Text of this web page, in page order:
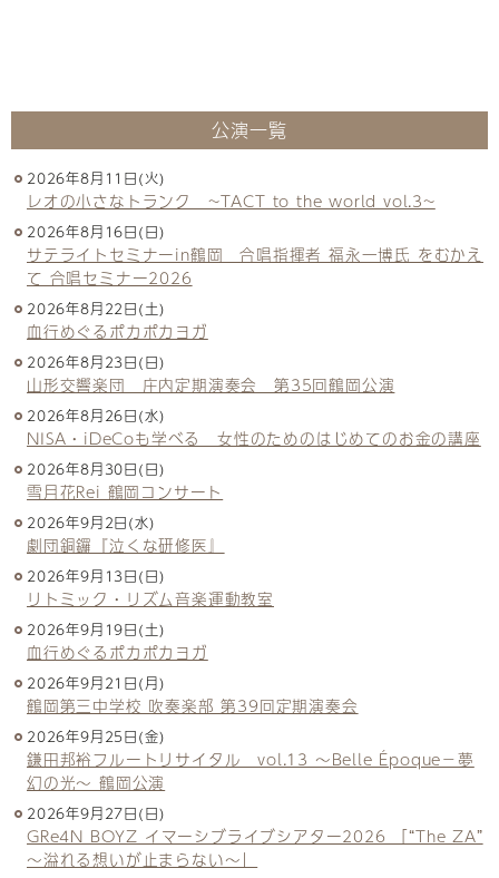
公演一覧
2026年8月11日(火)
レオの小さなトランク ~TACT to the world vol.3~
2026年8月16日(日)
サテライトセミナーin鶴岡 合唱指揮者 福永一博氏 をむかえ
て 合唱セミナー2026
2026年8月22日(土)
血行めぐるポカポカヨガ
2026年8月23日(日)
山形交響楽団 庄内定期演奏会 第35回鶴岡公演
2026年8月26日(水)
NISA・iDeCoも学べる 女性のためのはじめてのお金の講座
2026年8月30日(日)
雪月花Rei 鶴岡コンサート
2026年9月2日(水)
劇団銅鑼『泣くな研修医』
2026年9月13日(日)
リトミック・リズム音楽運動教室
2026年9月19日(土)
血行めぐるポカポカヨガ
2026年9月21日(月)
鶴岡第三中学校 吹奏楽部 第39回定期演奏会
2026年9月25日(金)
鎌田邦裕フルートリサイタル vol.13 ～Belle Époque－夢
幻の光～ 鶴岡公演
2026年9月27日(日)
GRe4N BOYZ イマーシブライブシアター2026 「“The ZA”
〜溢れる想いが止まらない〜」